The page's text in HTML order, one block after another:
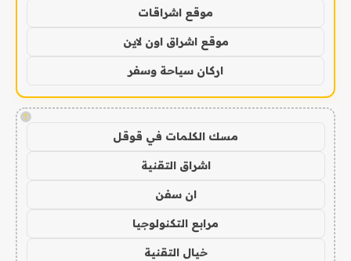
موقع اشراقات
موقع اشراق اون لاين
اركان سياحة وسفر
!
مسك الكلمات في قوقل
اشراق التقنية
ان سفن
مرابع التكنولوجيا
خيال التقنية